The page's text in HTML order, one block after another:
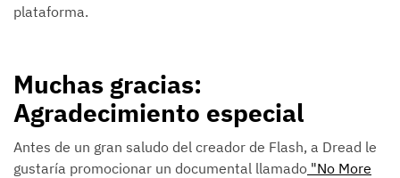
plataforma.
Muchas gracias:
Agradecimiento especial
Antes de un gran saludo del creador de Flash, a Dread le
gustaría promocionar un documental llamado "No More